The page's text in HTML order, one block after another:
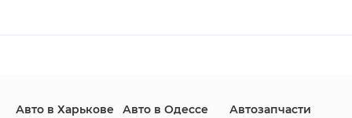
Авто в Харькове
Авто в Одессе
Автозапчасти